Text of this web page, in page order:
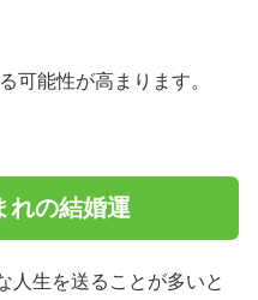
可能性が高まります。
れの結婚運
人生を送ることが多いと